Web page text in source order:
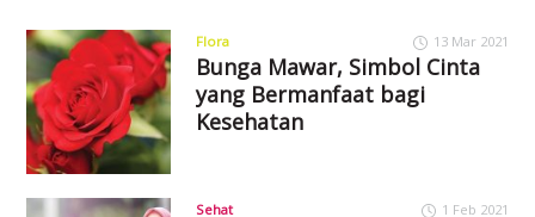
Flora 13 Mar 2021
Bunga Mawar, Simbol Cinta
yang Bermanfaat bagi
Kesehatan
Sehat 1 Feb 2021